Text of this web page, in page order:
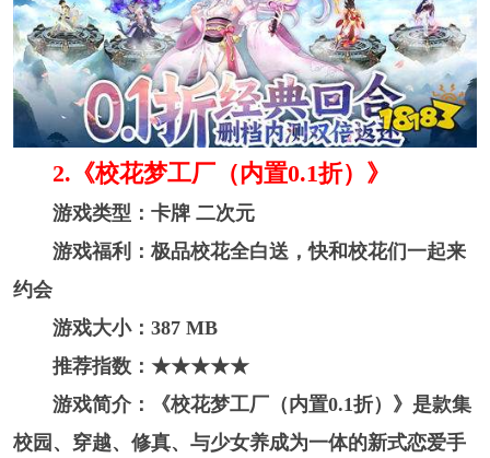
2. 《校花梦工厂（内置0.1折）》
游戏类型：卡牌 二次元
游戏福利：极品校花全白送，快和校花们一起来
约会
游戏大小：387 MB
推荐指数：★★★★★
游戏简介：《校花梦工厂（内置0.1折）》是款集
校园、穿越、修真、与少女养成为一体的新式恋爱手